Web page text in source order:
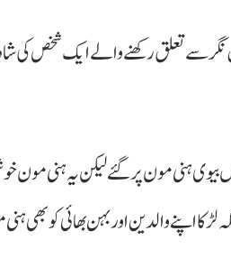
نگر سے تعلق رکھنے والے ایک شخص
بیوی ہنی مون پر گئے لیکن یہ ہنی
اپنے والدین اور بہن بھائی کو بھی